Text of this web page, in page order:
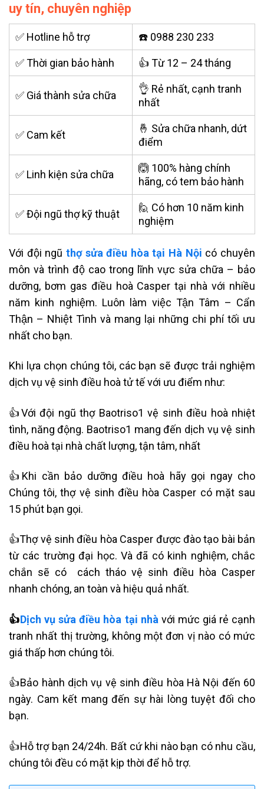
uy tín, chuyên nghiệp
✅ Hotline hỗ trợ ☎️ 0988 230 233
✅ Thời gian bảo hành 👍 Từ 12 – 24 tháng
✅ Giá thành sửa chữa
👌 Rẻ nhất, cạnh tranh
nhất
✅ Cam kết
🤞 Sửa chữa nhanh, dứt
điểm
✅ Linh kiện sửa chữa
🙆 100% hàng chính
hãng, có tem bảo hành
✅ Đội ngũ thợ kỹ thuật
🙋 Có hơn 10 năm kinh
nghiệm
Với đội ngũ thợ sửa điều hòa tại Hà Nội có chuyên
môn và trình độ cao trong lĩnh vực sửa chữa – bảo
dưỡng, bơm gas điều hoà Casper tại nhà với nhiều
năm kinh nghiệm. Luôn làm việc Tận Tâm – Cẩn
Thận – Nhiệt Tình và mang lại những chi phí tối ưu
nhất cho bạn.
Khi lựa chọn chúng tôi, các bạn sẽ được trải nghiệm
dịch vụ vệ sinh điều hoà tử tế với ưu điểm như:
👍Với đội ngũ thợ Baotriso1 vệ sinh điều hoà nhiệt
tình, năng động. Baotriso1 mang đến dịch vụ vệ sinh
điều hoà tại nhà chất lượng, tận tâm, nhất
👍Khi cần bảo dưỡng điều hoà hãy gọi ngay cho
Chúng tôi, thợ vệ sinh điều hòa Casper có mặt sau
15 phút bạn gọi.
👍Thợ vệ sinh điều hòa Casper được đào tạo bài bản
từ các trường đại học. Và đã có kinh nghiệm, chắc
chắn sẽ có cách tháo vệ sinh điều hòa Casper
nhanh chóng, an toàn và hiệu quả nhất.
👍Dịch vụ sửa điều hòa tại nhà với mức giá rẻ cạnh
tranh nhất thị trường, không một đơn vị nào có mức
giá thấp hơn chúng tôi.
👍Bảo hành dịch vụ vệ sinh điều hòa Hà Nội đến 60
ngày. Cam kết mang đến sự hài lòng tuyệt đối cho
bạn.
👍Hỗ trợ bạn 24/24h. Bất cứ khi nào bạn có nhu cầu,
chúng tôi đều có mặt kịp thời để hỗ trợ.